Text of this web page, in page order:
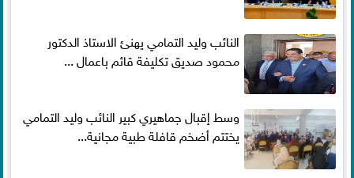
النائب وليد التمامي يهنئ الاستاذ الدكتور
محمود صديق تكليفة قائم باعمال ...
وسط إقبال جماهيري كبير النائب وليد التمامي
يختتم أضخم قافلة طبية مجانية...